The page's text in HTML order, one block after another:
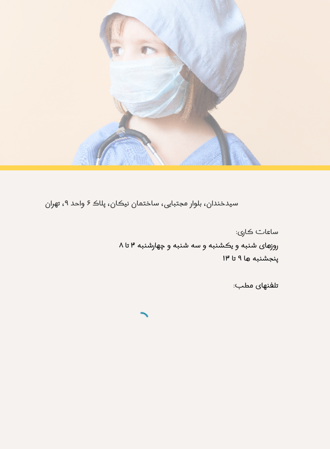
Skip to navigation
سیدخندان، بلوار مجتبایی، ساختمان نیکان، پلاک ۶ واحد ٩، تهران
ساعات کاری:
روزهای شنبه و یکشنبه و سه شنبه و چهارشنبه ۳ تا ۸
پنجشنبه ها ۹ تا ۱۳
:
تلفنهای مطب